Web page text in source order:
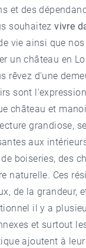
et des
souhaitezvivre
vie ainsi que
un château en
rêvez d'une
sont
château et
grandiose,
aux
boiseries, des
naturelle. Ces
de la grandeur,
il y a
et surtout
ajoutent à